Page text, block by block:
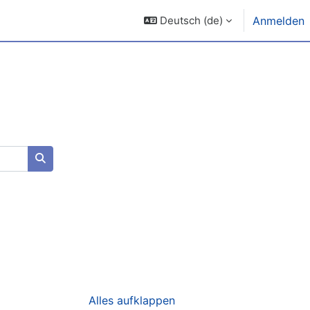
Deutsch ‎(de)‎ Anmelden
Kurse suchen
Alles aufklappen